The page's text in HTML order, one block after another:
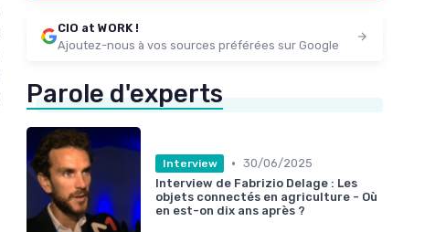
CIO at WORK !
Ajoutez-nous à vos sources préférées sur Google
Parole d'experts
Interview • 30/06/2025
Interview de Fabrizio Delage : Les
objets connectés en agriculture - Où
en est-on dix ans après ?